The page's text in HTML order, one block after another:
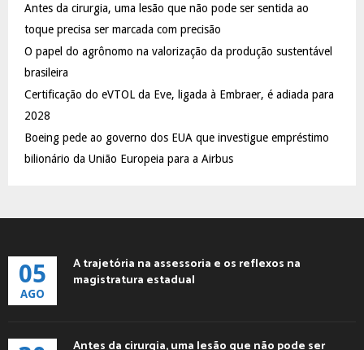
r
:
C
Antes da cirurgia, uma lesão que não pode ser sentida ao
toque precisa ser marcada com precisão
O papel do agrônomo na valorização da produção sustentável
brasileira
Certificação do eVTOL da Eve, ligada à Embraer, é adiada para
2028
Boeing pede ao governo dos EUA que investigue empréstimo
bilionário da União Europeia para a Airbus
05
AGO
A trajetória na assessoria e os reflexos na
magistratura estadual